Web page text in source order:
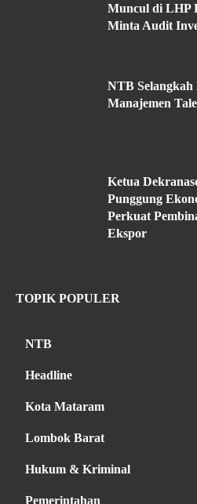
Muncul di LHP
Minta Audit
NTB Selangkah
Manajemen
Ketua
Punggung
Perkuat
Ekspor
TOPIK POPULER
NTB
Headline
Kota Mataram
Lombok Barat
Hukum & Kriminal
Pemerintahan